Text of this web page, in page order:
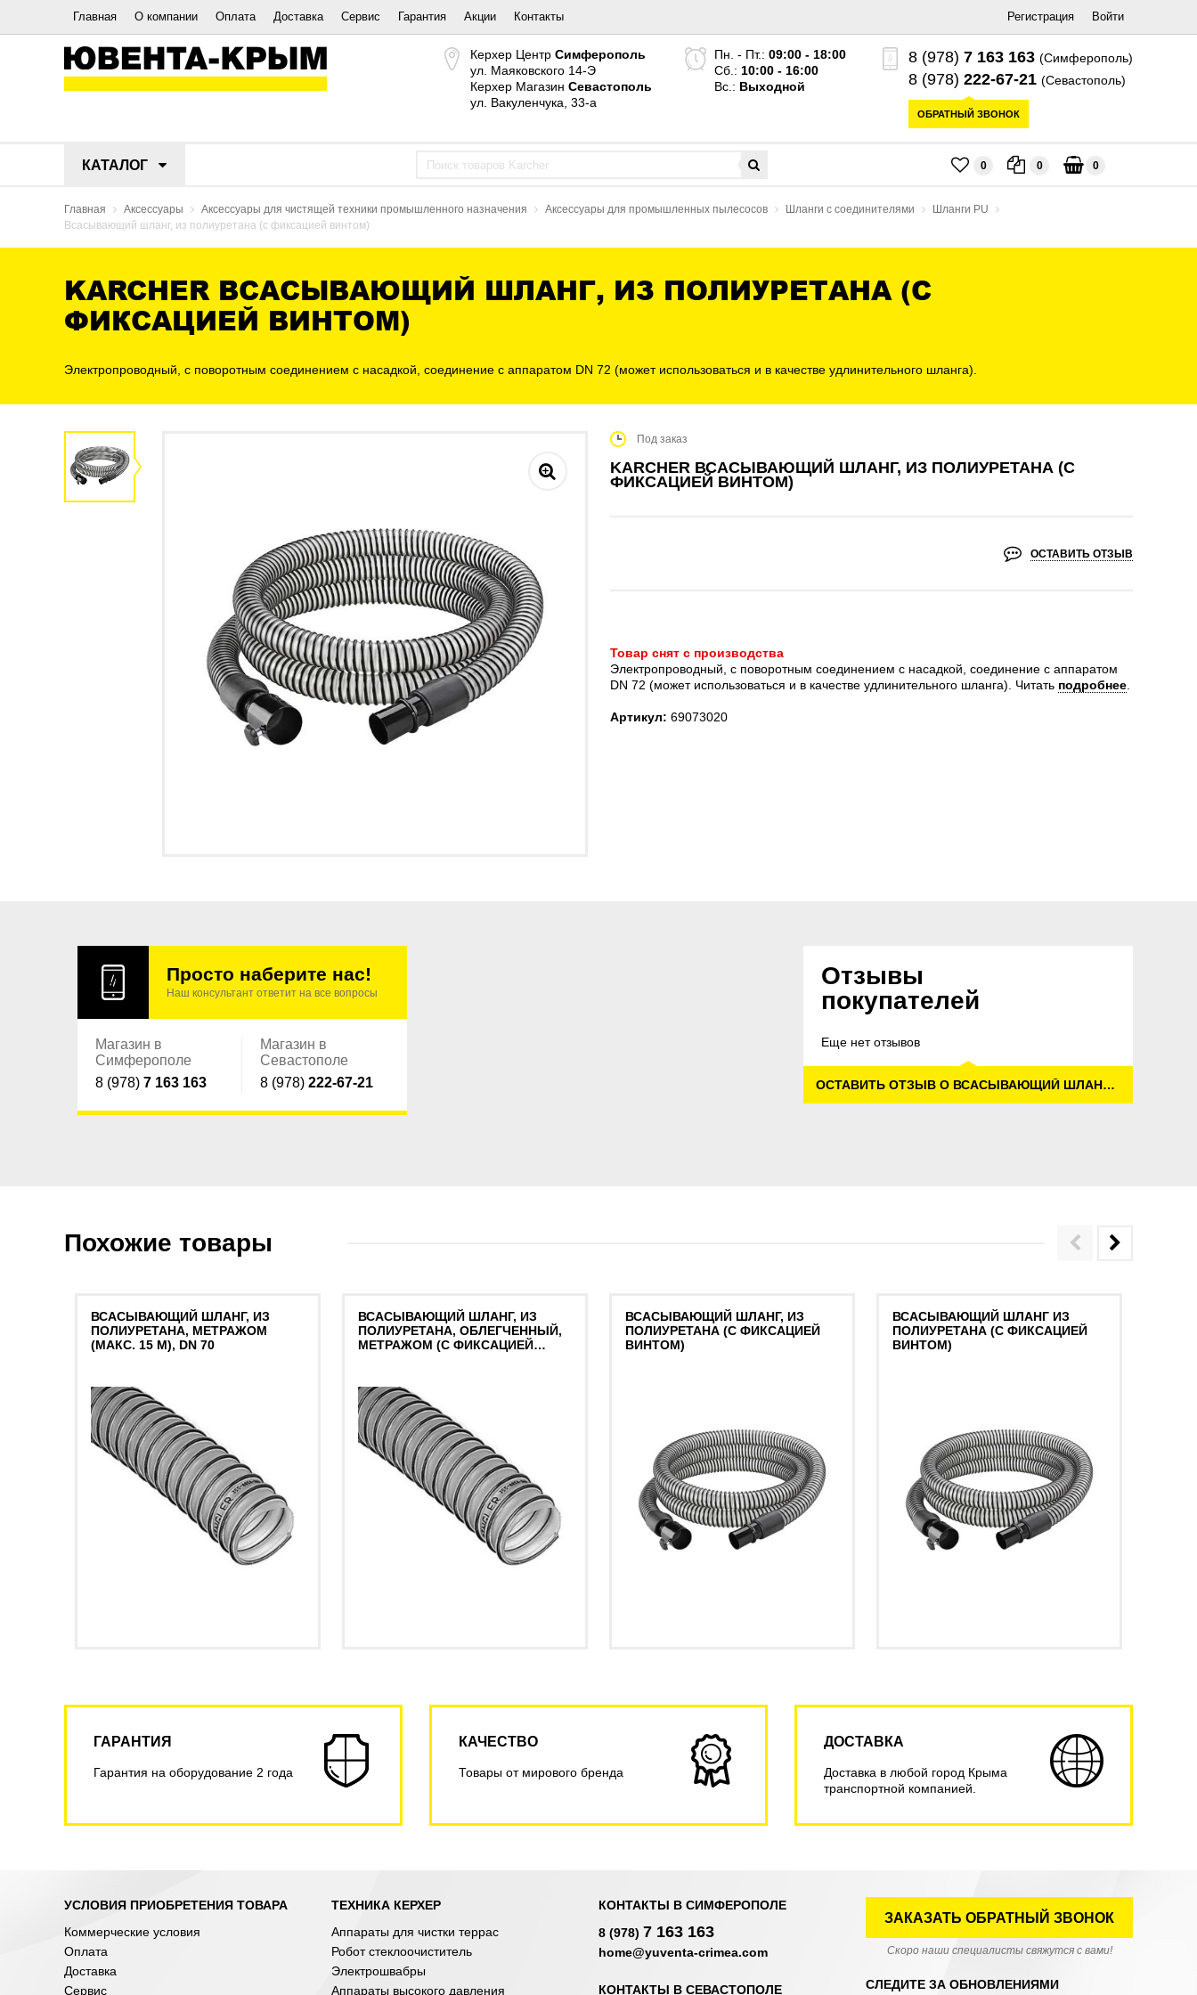
Главная О компании Оплата Доставка Сервис Гарантия Акции Контакты Регистрация Войти
Керхер Центр Симферополь
ул. Маяковского 14-Э
Керхер Магазин Севастополь
ул. Вакуленчука, 33-а
Пн. - Пт.: 09:00 - 18:00
Сб.: 10:00 - 16:00
Вс.: Выходной
8 (978) 7 163 163 (Симферополь)
8 (978) 222-67-21 (Севастополь)
ОБРАТНЫЙ ЗВОНОК
КАТАЛОГ 0 0 0
Главная Аксессуары Аксессуары для чистящей техники промышленного назначения Аксессуары для промышленных пылесосов Шланги с соединителями
Шланги PU
Всасывающий шланг, из полиуретана (с фиксацией винтом)
KARCHER ВСАСЫВАЮЩИЙ ШЛАНГ, ИЗ ПОЛИУРЕТАНА (С
ФИКСАЦИЕЙ ВИНТОМ)
Электропроводный, с поворотным соединением с насадкой, соединение с аппаратом DN 72 (может использоваться и в качестве удлинительного шланга).
Под заказ
KARCHER ВСАСЫВАЮЩИЙ ШЛАНГ, ИЗ ПОЛИУРЕТАНА (С
ФИКСАЦИЕЙ ВИНТОМ)
ОСТАВИТЬ ОТЗЫВ
Товар снят с производства
Электропроводный, с поворотным соединением с насадкой, соединение с аппаратом
DN 72 (может использоваться и в качестве удлинительного шланга).
Читать подробнее.
Артикул: 69073020
Просто наберите нас!
Наш консультант ответит на все вопросы
Магазин в
Симферополе
8 (978) 7 163 163
Магазин в
Севастополе
8 (978) 222-67-21
Отзывы
покупателей
Еще нет отзывов
ОСТАВИТЬ ОТЗЫВ О ВСАСЫВАЮЩИЙ ШЛАНГ, ИЗ ПОЛИУРЕТАНА (С ФИКСАЦИЕЙ ВИНТОМ)
Похожие товары
ВСАСЫВАЮЩИЙ ШЛАНГ, ИЗ
ПОЛИУРЕТАНА, МЕТРАЖОМ
(МАКС. 15 М), DN 70
ВСАСЫВАЮЩИЙ ШЛАНГ, ИЗ
ПОЛИУРЕТАНА, ОБЛЕГЧЕННЫЙ,
МЕТРАЖОМ (С ФИКСАЦИЕЙ
ВСАСЫВАЮЩИЙ ШЛАНГ, ИЗ
ПОЛИУРЕТАНА (С ФИКСАЦИЕЙ
ВИНТОМ)
ВСАСЫВАЮЩИЙ ШЛАНГ ИЗ
ПОЛИУРЕТАНА (С ФИКСАЦИЕЙ
ВИНТОМ)
ГАРАНТИЯ
Гарантия на оборудование 2 года
КАЧЕСТВО
Товары от мирового бренда
ДОСТАВКА
Доставка в любой город Крыма
транспортной компанией.
УСЛОВИЯ ПРИОБРЕТЕНИЯ ТОВАРА
Коммерческие условия
Оплата
Доставка
Сервис
ТЕХНИКА КЕРХЕР
Аппараты для чистки террас
Робот стеклоочиститель
Электрошвабры
Аппараты высокого давления
КОНТАКТЫ В СИМФЕРОПОЛЕ
8 (978) 7 163 163
home@yuventa-crimea.com
КОНТАКТЫ В СЕВАСТОПОЛЕ
ЗАКАЗАТЬ ОБРАТНЫЙ ЗВОНОК
Скоро наши специалисты свяжутся с вами!
СЛЕДИТЕ ЗА ОБНОВЛЕНИЯМИ